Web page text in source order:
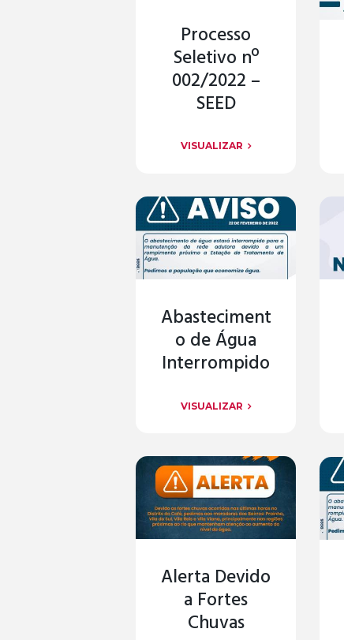
Processo
Seletivo nº
002/2022 –
SEED
VISUALIZAR
Abasteciment
o de Água
Interrompido
VISUALIZAR
Alerta Devido
a Fortes
Chuvas